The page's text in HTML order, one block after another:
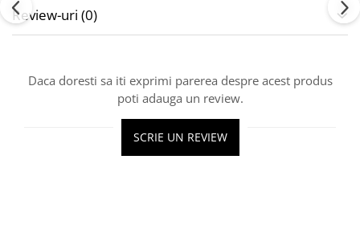
Review-uri (0)
Daca doresti sa iti exprimi parerea despre acest produs
poti adauga un review.
SCRIE UN REVIEW